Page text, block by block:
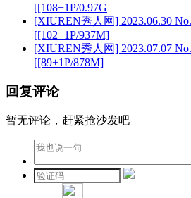
[[108+1P/0.97G
[XIUREN秀人网] 2023.06.30
[[102+1P/937M]
[XIUREN秀人网] 2023.07.07
[[89+1P/878M]
回复评论
暂无评论，赶紧抢沙发吧